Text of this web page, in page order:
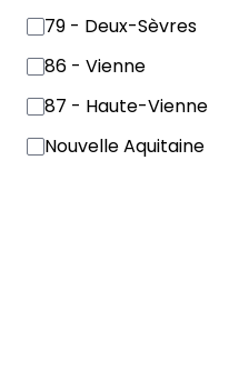
79 - Deux-Sèvres
86 - Vienne
87 - Haute-Vienne
Nouvelle Aquitaine